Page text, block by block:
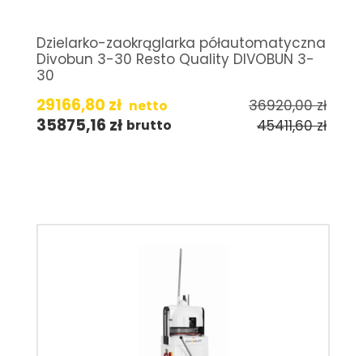
Dzielarko-zaokrąglarka półautomatyczna
Divobun 3-30 Resto Quality DIVOBUN 3-
30
29166,80 zł netto 36920,00zł
35875,16 zł brutto 45411,60zł